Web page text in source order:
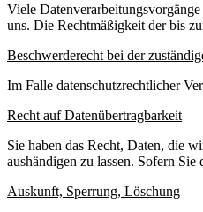
Viele
uns. Die Rechtmäßigkeit der bis
Beschwerderecht bei der
Im Falle datenschutzrechtlicher
Recht auf Datenübertragbarkeit
Sie haben das Recht, Daten, die
aushändigen zu lassen. Sofern
Auskunft, Sperrung, Löschung